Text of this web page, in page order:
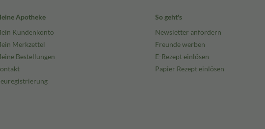
Apotheke
Kundenkonto
Merkzettel
Bestellungen
So geht's
Newsletter anfordern
Freunde werben
E-Rezept einlösen
Papier Rezept einlösen